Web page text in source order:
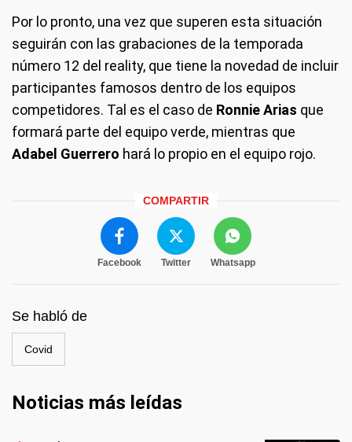
Por lo pronto, una vez que superen esta situación
seguirán con las grabaciones de la temporada
número 12 del reality, que tiene la novedad de incluir
participantes famosos dentro de los equipos
competidores. Tal es el caso de Ronnie Arias que
formará parte del equipo verde, mientras que
Adabel Guerrero hará lo propio en el equipo rojo.
COMPARTIR
Facebook Twitter Whatsapp
Se habló de
Covid
Noticias más leídas